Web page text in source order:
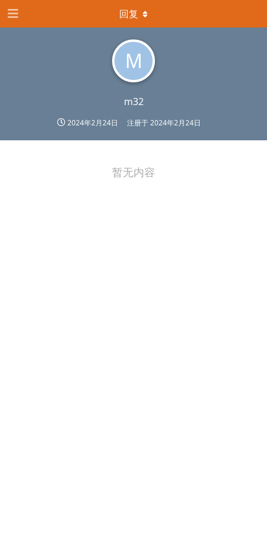
M
m32
2024年2月24日 注册于2024年2月24日
回复
暂无内容